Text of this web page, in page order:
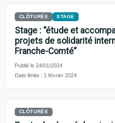
CLÔTURÉE STAGE
Stage : “étude et
projets de solidarité
Franche-Comté”
Publié le 24/01/2024
Date limite : 1 février 2024
CLÔTURÉE